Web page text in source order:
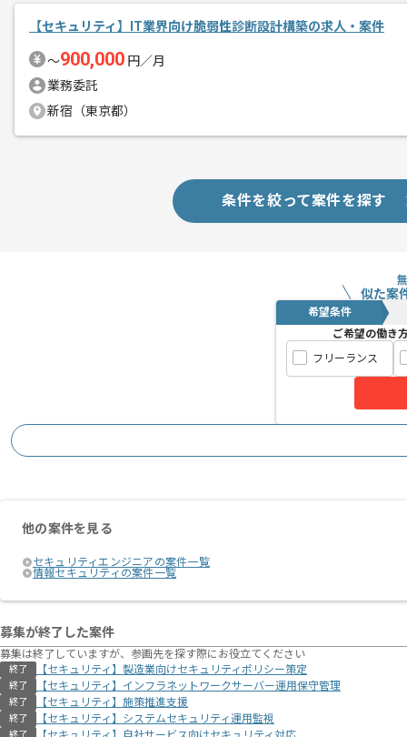
【セキュリティ】IT業界向け脆弱性診断設計構築の求人・案件
〜900,000 円／月
業務委託
新宿（東京都）
条件を絞って案件を探す
似た案
希望条件
ご希望の働き
フリーランス
他の案件を見る
セキュリティエンジニアの案件一覧
情報セキュリティの案件一覧
募集が終了した案件
募集は終了していますが、参画先を探す際にお役立てください
終了 【セキュリティ】製造業向けセキュリティポリシー策定
終了 【セキュリティ】インフラネットワークサーバー運用保守管理
終了 【セキュリティ】施策推進支援
終了 【セキュリティ】システムセキュリティ運用監視
終了